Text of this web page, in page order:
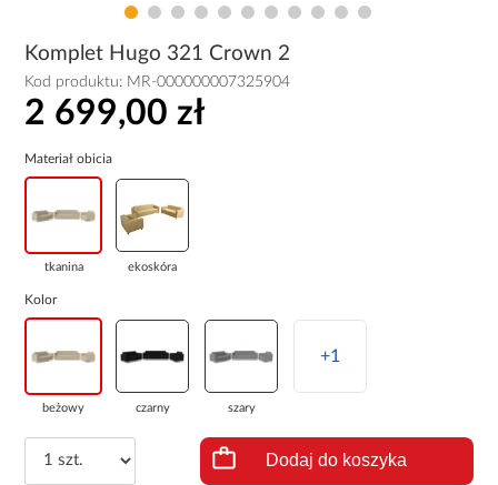
Komplet Hugo 321 Crown 2
Kod produktu: MR-000000007325904
2 699,00 zł
Materiał obicia
tkanina ekoskóra
Kolor
beżowy czarny szary
+1
Dodaj do koszyka